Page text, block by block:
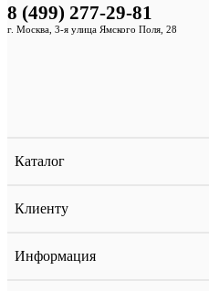
Каталог
Клиенту
Информация
8 (499) 277-29-81
г. Москва, 3-я улица Ямского Поля, 28